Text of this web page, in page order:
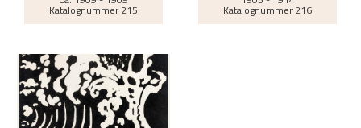
Katalognummer 215 Katalognummer 216